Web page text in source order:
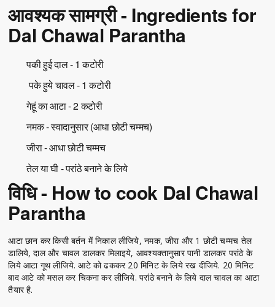
आवश्यक सामग्री - Ingredients for
Dal Chawal Parantha
पकी हुई दाल - 1 कटोरी
पके हुये चावल - 1 कटोरी
गेहूं का आटा - 2 कटोरी
नमक - स्वादानुसार (आधा छोटी चम्मच)
जीरा - आधा छोटी चम्मच
तेल या घी - परांठे बनाने के लिये
विधि - How to cook Dal Chawal
Parantha
आटा छान कर किसी बर्तन में निकाल लीजिये, नमक, जीरा और 1 छोटी चम्मच तेल
डालिये, दाल और चावल डालकर मिलाइये, आवश्यक्तानुसार पानी डालकर परांठे के
लिये आटा गूथ लीजिये. आटे को ढककर 20 मिनिट के लिये रख दीजिये. 20 मिनिट
बाद आटे को मसल कर चिकना कर लीजिये. परांठे बनाने के लिये दाल चावल का आटा
तैयार है.